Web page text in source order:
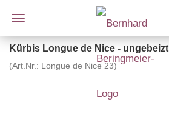
Kürbis Longue de Nice - ungebeizt
(Art.Nr.: Longue de Nice 23)